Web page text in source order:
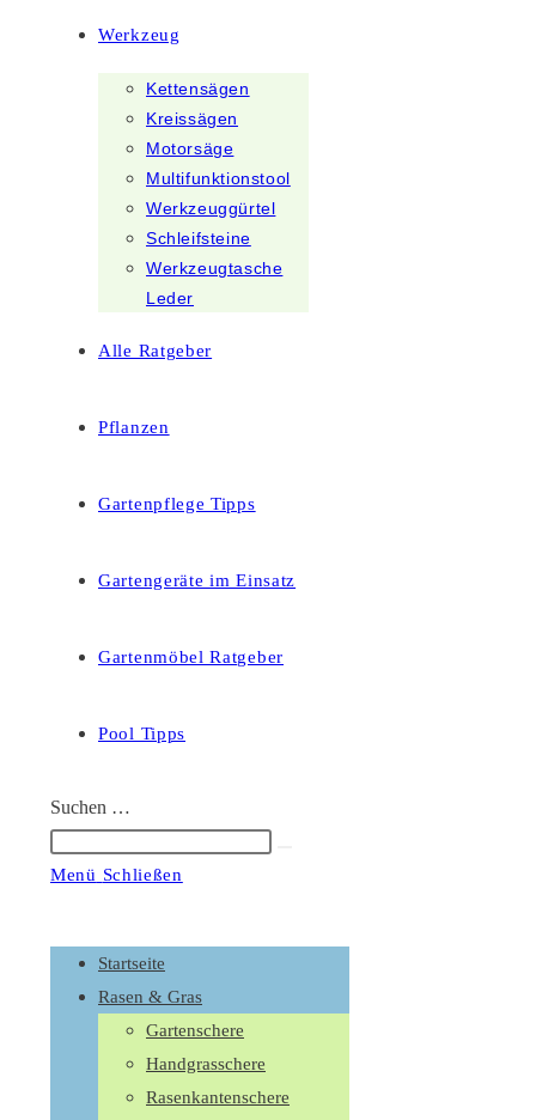
Werkzeug
Kettensägen
Kreissägen
Motorsäge
Multifunktionstool
Werkzeuggürtel
Schleifsteine
Werkzeugtasche
Leder
Alle Ratgeber
Pflanzen
Gartenpflege Tipps
Gartengeräte im Einsatz
Gartenmöbel Ratgeber
Pool Tipps
Suchen …
Menü Schließen
ButtonStartseite
Rasen & Gras
Gartenschere
Handgrasschere
Rasenkantenschere